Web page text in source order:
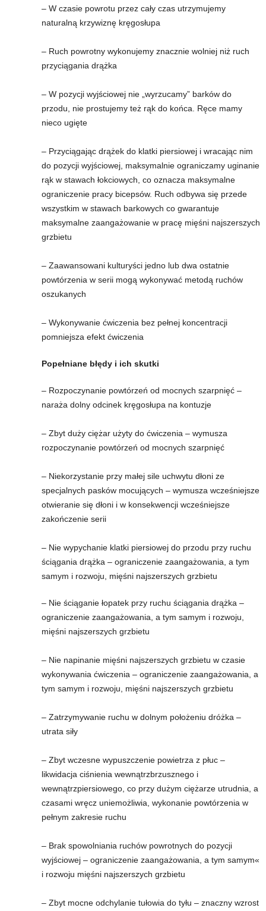
– W czasie powrotu przez cały czas utrzymujemy
naturalną krzywiznę kręgosłupa
– Ruch powrotny wykonujemy znacznie wolniej niż ruch
przyciągania drążka
– W pozycji wyjściowej nie „wyrzucamy” barków do
przodu, nie prostujemy też rąk do końca. Ręce mamy
nieco ugięte
– Przyciągając drążek do klatki piersiowej i wracając nim
do pozycji wyjściowej, maksymalnie ograniczamy uginanie
rąk w stawach łokciowych, co oznacza maksymalne
ograniczenie pracy bicepsów. Ruch odbywa się przede
wszystkim w stawach barkowych co gwarantuje
maksymalne zaangażowanie w pracę mięśni najszerszych
grzbietu
– Zaawansowani kulturyści jedno lub dwa ostatnie
powtórzenia w serii mogą wykonywać metodą ruchów
oszukanych
– Wykonywanie ćwiczenia bez pełnej koncentracji
pomniejsza efekt ćwiczenia
Popełniane błędy i ich skutki
– Rozpoczynanie powtórzeń od mocnych szarpnięć –
naraża dolny odcinek kręgosłupa na kontuzje
– Zbyt duży ciężar użyty do ćwiczenia – wymusza
rozpoczynanie powtórzeń od mocnych szarpnięć
– Niekorzystanie przy małej sile uchwytu dłoni ze
specjalnych pasków mocujących – wymusza wcześniejsze
otwieranie się dłoni i w konsekwencji wcześniejsze
zakończenie serii
– Nie wypychanie klatki piersiowej do przodu przy ruchu
ściągania drążka – ograniczenie zaangażowania, a tym
samym i rozwoju, mięśni najszerszych grzbietu
– Nie ściąganie łopatek przy ruchu ściągania drążka –
ograniczenie zaangażowania, a tym samym i rozwoju,
mięśni najszerszych grzbietu
– Nie napinanie mięśni najszerszych grzbietu w czasie
wykonywania ćwiczenia – ograniczenie zaangażowania, a
tym samym i rozwoju, mięśni najszerszych grzbietu
– Zatrzymywanie ruchu w dolnym położeniu dróżka –
utrata siły
– Zbyt wczesne wypuszczenie powietrza z płuc –
likwidacja ciśnienia wewnątrzbrzusznego i
wewnątrzpiersiowego, co przy dużym ciężarze utrudnia, a
czasami wręcz uniemożliwia, wykonanie powtórzenia w
pełnym zakresie ruchu
– Brak spowolniania ruchów powrotnych do pozycji
wyjściowej – ograniczenie zaangażowania, a tym samym«
i rozwoju mięśni najszerszych grzbietu
– Zbyt mocne odchylanie tułowia do tyłu – znaczny wzrost